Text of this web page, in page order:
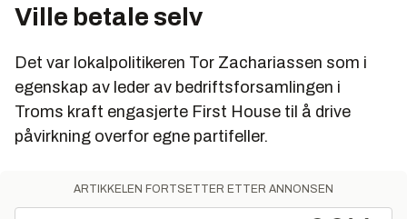
Ville betale selv
Det var lokalpolitikeren Tor Zachariassen som i
egenskap av leder av bedriftsforsamlingen i
Troms kraft engasjerte First House til å drive
påvirkning overfor egne partifeller.
ARTIKKELEN FORTSETTER ETTER ANNONSEN